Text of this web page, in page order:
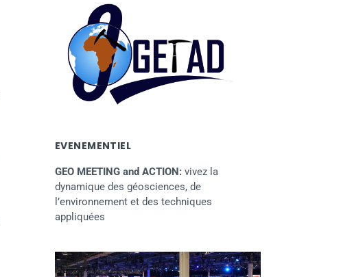
EVENEMENTIEL
GEO MEETING and ACTION: vivez la
dynamique des géosciences, de
l’environnement et des techniques
appliquées